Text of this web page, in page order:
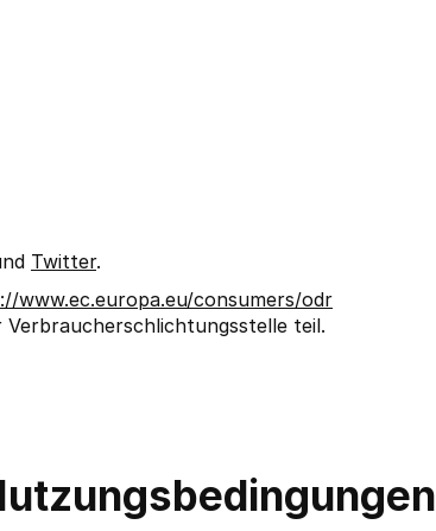
Twitter.
www.ec.europa.eu/consumers/odr
teil.